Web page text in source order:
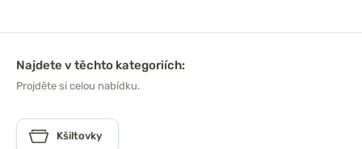
Najdete v těchto kategoriích:
Projděte si celou nabídku.
Kšiltovky